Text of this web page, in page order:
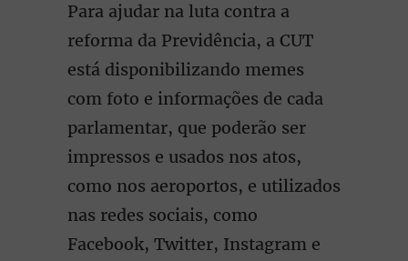
Para ajudar na luta contra a
reforma da Previdência, a CUT
está disponibilizando memes
com foto e informações de cada
parlamentar, que poderão ser
impressos e usados nos atos,
como nos aeroportos, e utilizados
nas redes sociais, como
Facebook, Twitter, Instagram e